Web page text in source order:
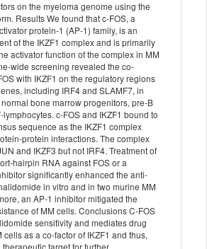
on the myeloma genome using the
Results We found that c‐FOS, a
protein‐1 (AP‐1) family, is an
of the IKZF1 complex and is primarily
activator function of the complex in MM
screening revealed the co‐
with IKZF1 on the regulatory regions
including IRF4 and SLAMF7, in
bone marrow progenitors, pre‐B
c‐FOS and IKZF1 bound to
sequence as the IKZF1 complex
interactions. The complex
and IKZF3 but not IRF4. Treatment of
RNA against FOS or a
significantly enhanced the anti‐
in vitro and in two murine MM
an AP‐1 inhibitor mitigated the
of MM cells. Conclusions C‐FOS
sensitivity and mediates drug
as a co‐factor of IKZF1 and thus,
target for further